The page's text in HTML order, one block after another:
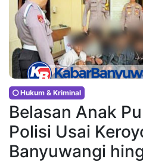
Hukum & Kriminal
Belasan Anak
Polisi Usai
Banyuwangi